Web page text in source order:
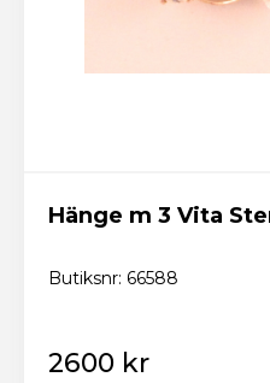
Hänge m 3 Vita
Butiksnr: 66588
2600 kr